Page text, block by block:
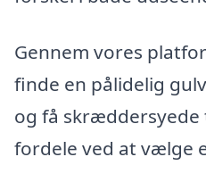
Gennem vores
finde en pålidelig
og få
fordele ved at vælge